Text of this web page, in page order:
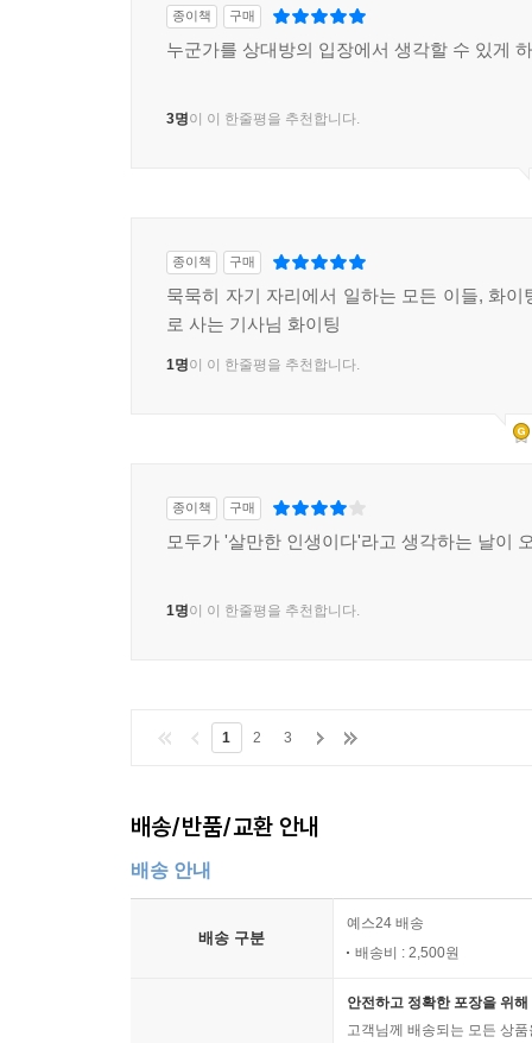
종이책 구매
누군가를 상대방의 입장에서 생각할 수 있게
3명이 이 한줄평을 추천합니다.
종이책 구매
묵묵히 자기 자리에서 일하는 모든 이들, 화이
로 사는 기사님 화이팅
1명이 이 한줄평을 추천합니다.
종이책 구매
모두가 '살만한 인생이다'라고 생각하는 날이
1명이 이 한줄평을 추천합니다.
1 2 3
배송/반품/교환 안내
배송 안내
배송 구분
예스24 배송
배송비 : 2,500원
안전하고 정확한 포장을 위
고객님께 배송되는 모든 상